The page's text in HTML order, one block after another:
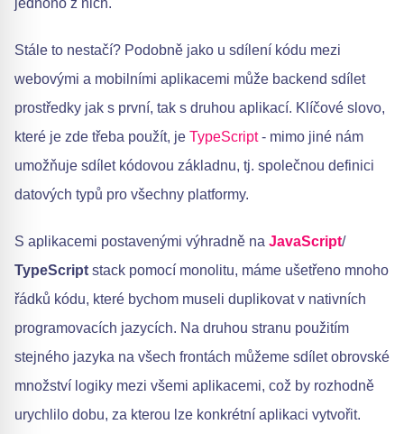
jednoho z nich.
Stále to nestačí? Podobně jako u sdílení kódu mezi
webovými a mobilními aplikacemi může backend sdílet
prostředky jak s první, tak s druhou aplikací. Klíčové slovo,
které je zde třeba použít, je TypeScript- mimo jiné nám
umožňuje sdílet kódovou základnu, tj. společnou definici
datových typů pro všechny platformy.
S aplikacemi postavenými výhradně na JavaScript/
TypeScript stack pomocí monolitu, máme ušetřeno mnoho
řádků kódu, které bychom museli duplikovat v nativních
programovacích jazycích. Na druhou stranu použitím
stejného jazyka na všech frontách můžeme sdílet obrovské
množství logiky mezi všemi aplikacemi, což by rozhodně
urychlilo dobu, za kterou lze konkrétní aplikaci vytvořit.